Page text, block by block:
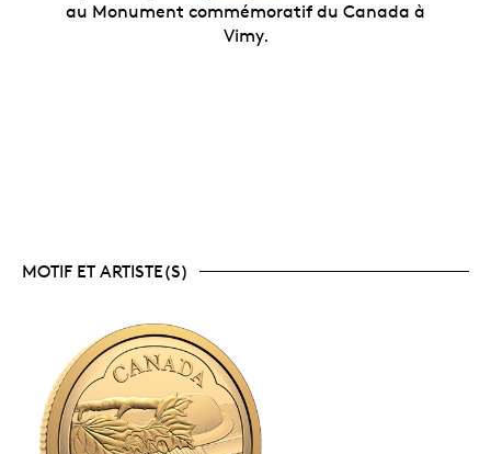
au Monument commémoratif du Canada à
Vimy.
MOTIF ET ARTISTE(S)